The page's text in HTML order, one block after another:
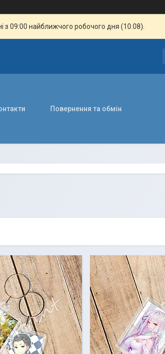
з 09:00 найближчого робочого дня (10.08).
Повернення та обмін